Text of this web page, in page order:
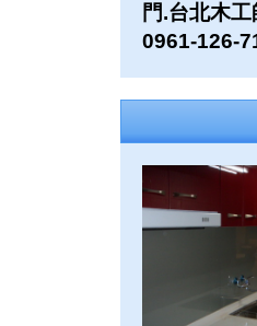
門.台北木
0961-126-